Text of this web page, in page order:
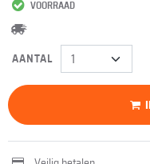
VOORRAAD
AANTAL